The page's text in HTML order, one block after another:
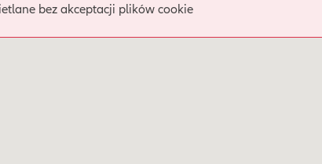
bez akceptacji plików cookie